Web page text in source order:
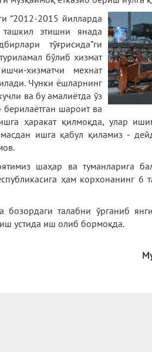
“2012-2015 йилларда
ташкил этишни янада
тўғрисида”ги
бўлиб хизмат
хизматчи мехнат
Чунки ёшларнинг
ва бу амалиётда ўз
шароит ва
ҳаракат қилмоқда, улар
ишга қабул қиламиз -
шаҳар ва туманларига
ҳам корхонанинг 6
талабни ўрганиб янги
устида иш олиб бормоқда.